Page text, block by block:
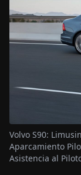
Volvo S90:
Aparcamiento
Asistencia al